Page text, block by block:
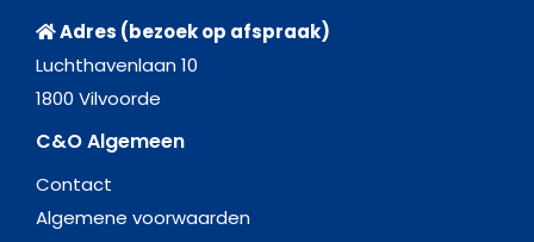
Adres (bezoek op afspraak)
Luchthavenlaan 10
1800 Vilvoorde
C&O Algemeen
Contact
Algemene voorwaarden